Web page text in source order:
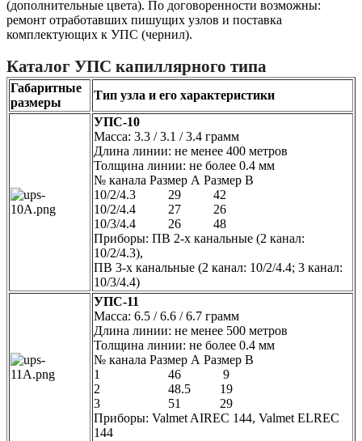
(дополнительные цвета). По договоренности возможны:
ремонт отработавших пишущих узлов и поставка
комплектующих к УПС (чернил).
Каталог УПС капиллярного типа
Габаритные
размеры
Тип узла и его характеристики
УПС-10
Масса: 3.3 / 3.1 / 3.4 грамм
Длина линии: не менее 400 метров
Толщина линии: не более 0.4 мм
№ канала Размер А Размер В
10/2/4.3 29 42
10/2/4.4 27 26
10/3/4.4 26 48
Приборы: ПВ 2-х канальные (2 канал:
10/2/4.3),
ПВ 3-х канальные (2 канал: 10/2/4.4; 3 канал:
10/3/4.4)
УПС-11
Масса: 6.5 / 6.6 / 6.7 грамм
Длина линии: не менее 500 метров
Толщина линии: не более 0.4 мм
№ канала Размер А Размер В
1 46 9
2 48.5 19
3 51 29
Приборы: Valmet AIREC 144, Valmet ELREC
144